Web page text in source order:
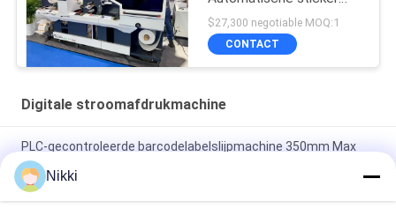
label die cutter
$27,300 negotiable MOQ:1
CONTACT
Digitale stroomafdrukmachine
PLC-gecontroleerde barcodelabelslijpmachine 350mm Max
1000mm Diameter 15m/min Snelheid 8kw Vermogen
400m/min Max Speed Die Cutting Sticker Label Maker voor
Nikki